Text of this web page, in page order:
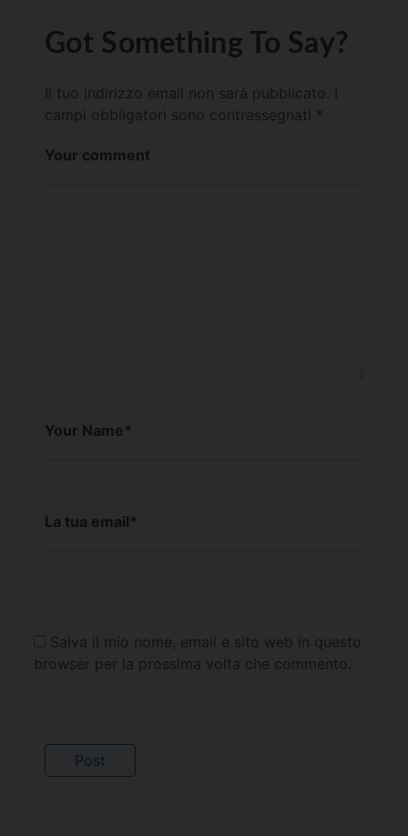
Got Something To Say?
Il tuo indirizzo email non sarà pubblicato.
campi obbligatori sono contrassegnati *
Your comment
Your Name*
La tua email*
Salva il mio nome, email e sito web in questo
browser per la prossima volta che commento.